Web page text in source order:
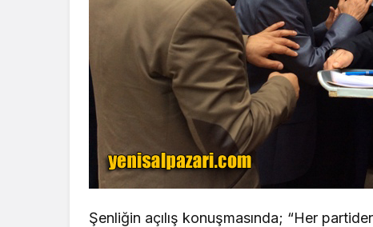
Şenliğin açılış konuşmasında; “Her